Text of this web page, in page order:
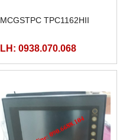
MCGSTPC TPC1162HII
LH: 0938.070.068